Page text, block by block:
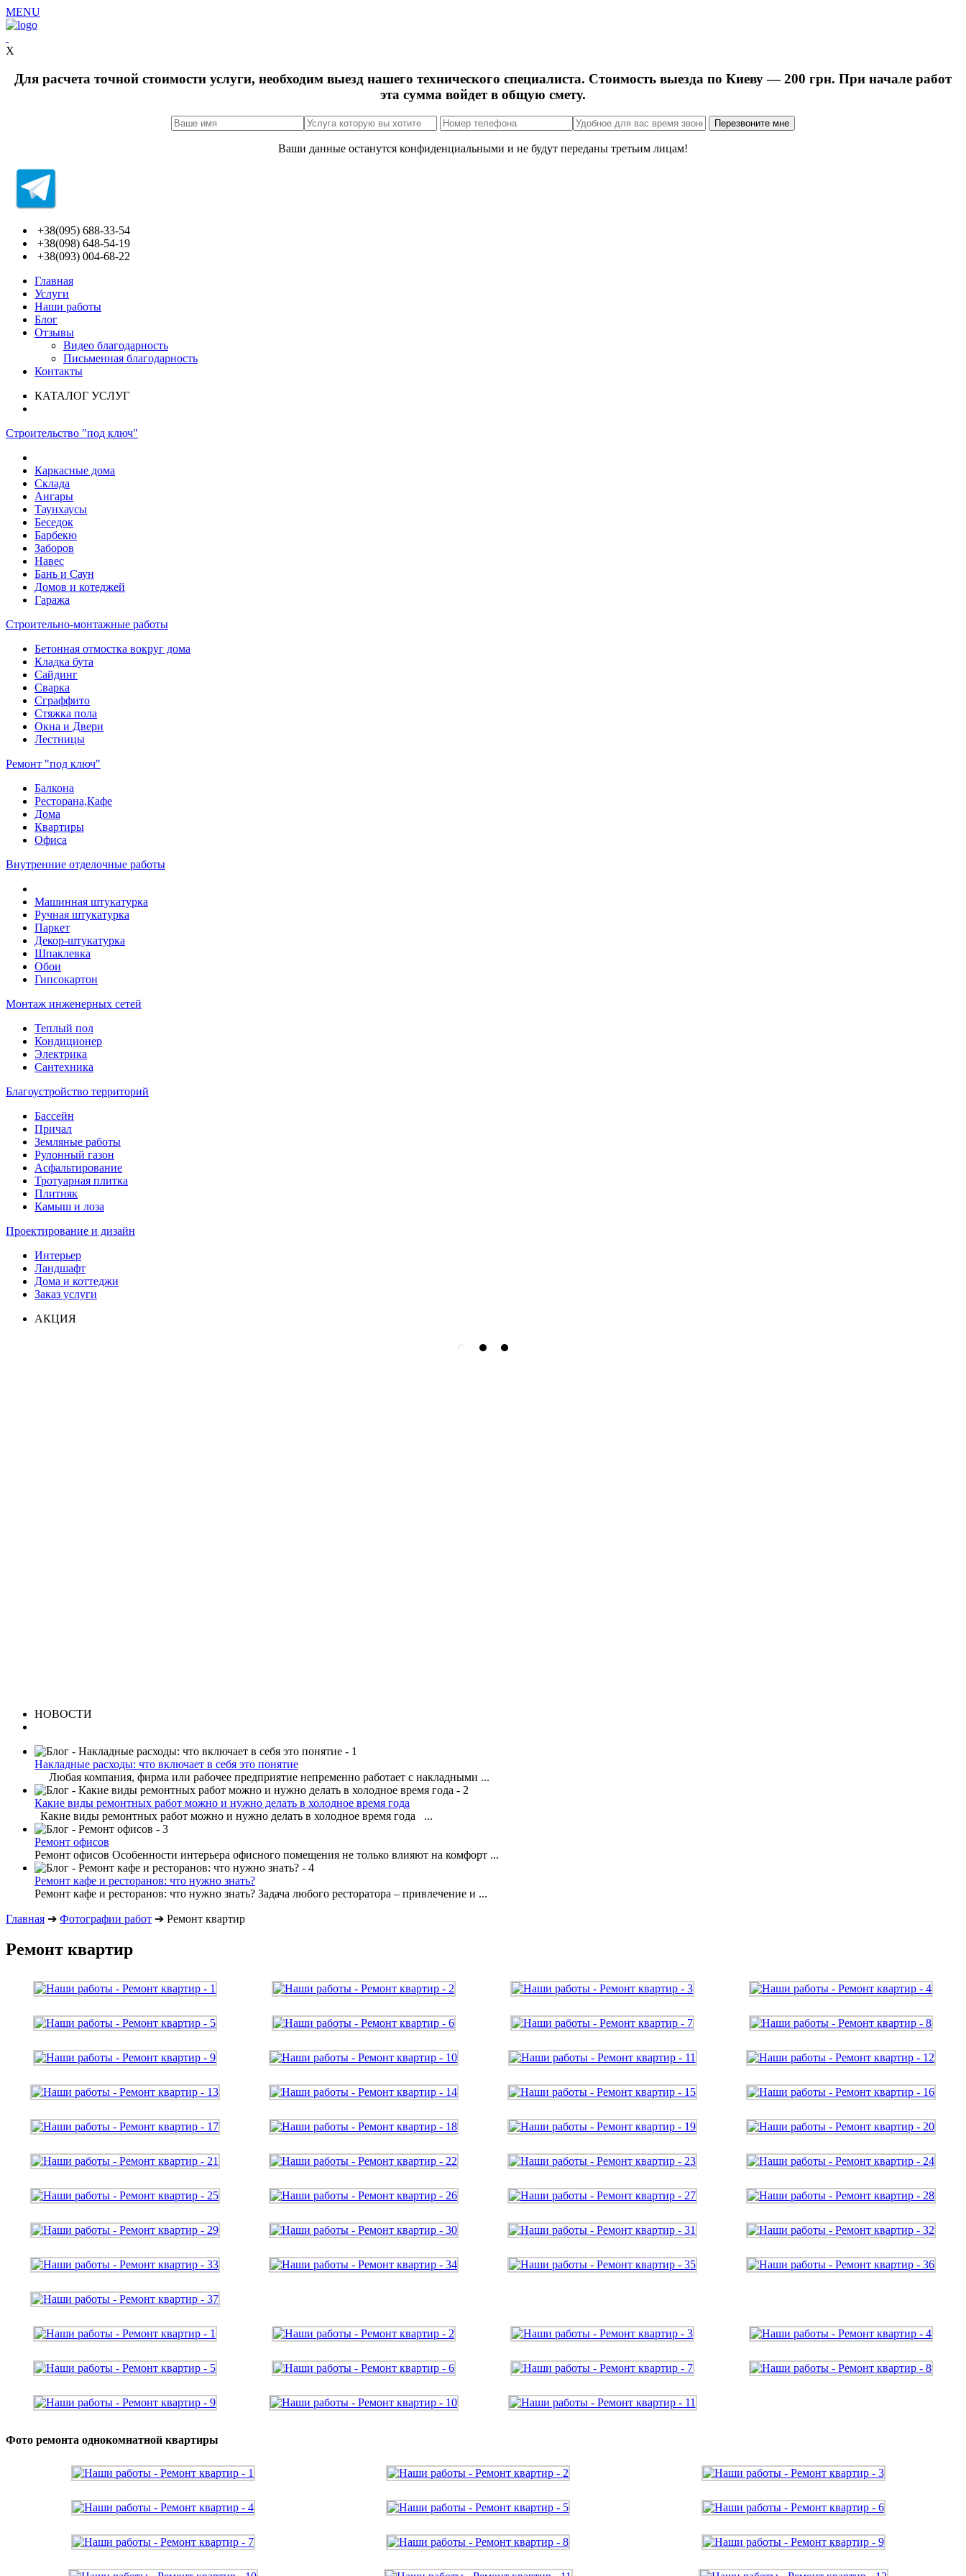
MENU
X
Для расчета точной стоимости услуги, необходим выезд нашего технического специалиста. Стоимость выезда по Киеву — 200 грн. При начале работ
эта сумма войдет в общую смету.
Ваши данные останутся конфиденциальными и не будут переданы третьим лицам!
+38(095) 688-33-54
+38(098) 648-54-19
+38(093) 004-68-22
Главная
Услуги
Наши работы
Блог
Отзывы
Видео благодарность
Письменная благодарность
Контакты
КАТАЛОГ УСЛУГ
Строительство "под ключ"
Каркасные дома
Склада
Ангары
Таунхаусы
Беседок
Барбекю
Заборов
Навес
Бань и Саун
Домов и котеджей
Гаража
Строительно-монтажные работы
Бетонная отмостка вокруг дома
Кладка бута
Сайдинг
Сварка
Сграффито
Стяжка пола
Окна и Двери
Лестницы
Ремонт "под ключ"
Балкона
Ресторана,Кафе
Дома
Квартиры
Офиса
Внутренние отделочные работы
Машинная штукатурка
Ручная штукатурка
Паркет
Декор-штукатурка
Шпаклевка
Обои
Гипсокартон
Монтаж инженерных сетей
Теплый пол
Кондиционер
Электрика
Сантехника
Благоустройство территорий
Бассейн
Причал
Земляные работы
Рулонный газон
Асфальтирование
Тротуарная плитка
Плитняк
Камыш и лоза
Проектирование и дизайн
Интерьер
Ландшафт
Дома и коттеджи
Заказ услуги
АКЦИЯ
НОВОСТИ
Накладные расходы: что включает в себя это понятие
Любая компания, фирма или рабочее предприятие непременно работает с накладными ...
Какие виды ремонтных работ можно и нужно делать в холодное время года
Какие виды ремонтных работ можно и нужно делать в холодное время года ...
Ремонт офисов
Ремонт офисов Особенности интерьера офисного помещения не только влияют на комфорт ...
Ремонт кафе и ресторанов: что нужно знать?
Ремонт кафе и ресторанов: что нужно знать? Задача любого ресторатора – привлечение и ...
Главная ➔ Фотографии работ ➔ Ремонт квартир
Ремонт квартир
Фото ремонта однокомнатной квартиры